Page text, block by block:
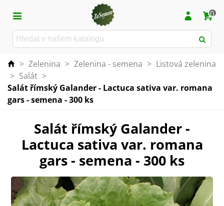
0
> Zelenina > Zelenina - semena > Listová zelenina
> Salát >
Salát římský Galander - Lactuca sativa var. romana
gars - semena - 300 ks
Salát římský Galander -
Lactuca sativa var. romana
gars - semena - 300 ks